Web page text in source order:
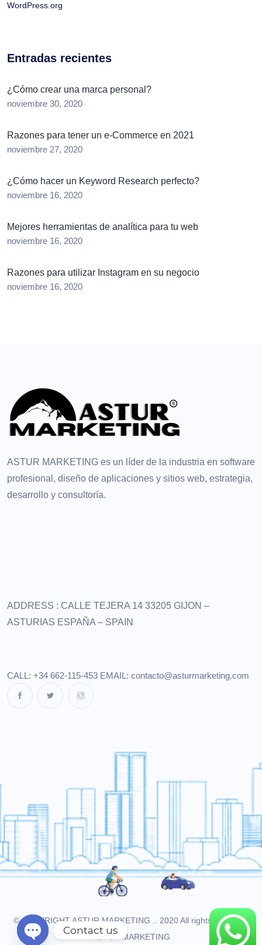
WordPress.org
Entradas recientes
¿Cómo crear una marca personal?
noviembre 30, 2020
Razones para tener un e-Commerce en 2021
noviembre 27, 2020
¿Cómo hacer un Keyword Research perfecto?
noviembre 16, 2020
Mejores herramientas de analítica para tu web
noviembre 16, 2020
Razones para utilizar Instagram en su negocio
noviembre 16, 2020
ASTUR MARKETING es un líder de la industria en software
profesional, diseño de aplicaciones y sitios web, estrategia,
desarrollo y consultoría.
ADDRESS : CALLE TEJERA 14 33205 GIJON –
ASTURIAS ESPAÑA – SPAIN
CALL: +34 662-115-453 EMAIL: contacto@asturmarketing.com
© COPYRIGHT ASTUR MARKETING .. 2020 All rights reserved.
ASTUR MARKETING
Contact us